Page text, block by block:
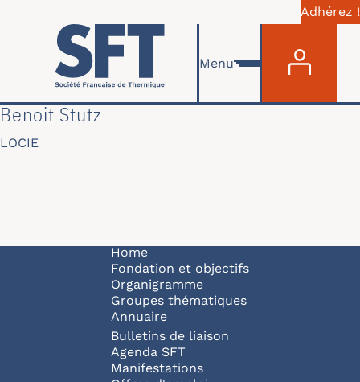
Skip to main content
Adhérez !
Menu
Benoit Stutz
LOCIE
Navigation principale
Home
Fondation et objectifs
Organigramme
Groupes thématiques
Annuaire
Bulletins de liaison
Agenda SFT
Manifestations